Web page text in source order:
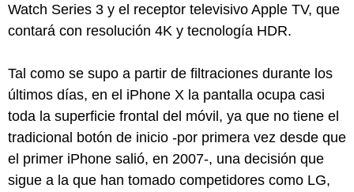
Watch Series 3 y el receptor televisivo Apple TV, que
contará con resolución 4K y tecnología HDR.
Tal como se supo a partir de filtraciones durante los
últimos días, en el iPhone X la pantalla ocupa casi
toda la superficie frontal del móvil, ya que no tiene el
tradicional botón de inicio -por primera vez desde que
el primer iPhone salió, en 2007-, una decisión que
sigue a la que han tomado competidores como LG,